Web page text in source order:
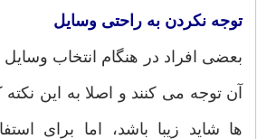
توجه نکردن به راحتی وسایل
بعضی افراد در هنگام انتخاب
آن توجه می کنند و اصلا به این نکته
ها شاید زیبا باشد، اما برای